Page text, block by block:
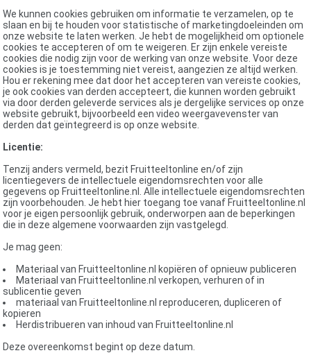
We kunnen cookies gebruiken om informatie te verzamelen, op te
slaan en bij te houden voor statistische of marketingdoeleinden om
onze website te laten werken. Je hebt de mogelijkheid om optionele
cookies te accepteren of om te weigeren. Er zijn enkele vereiste
cookies die nodig zijn voor de werking van onze website. Voor deze
cookies is je toestemming niet vereist, aangezien ze altijd werken.
Hou er rekening mee dat door het accepteren van vereiste cookies,
je ook cookies van derden accepteert, die kunnen worden gebruikt
via door derden geleverde services als je dergelijke services op onze
website gebruikt, bijvoorbeeld een video weergavevenster van
derden dat geïntegreerd is op onze website.
Licentie:
Tenzij anders vermeld, bezit Fruitteeltonline en/of zijn
licentiegevers de intellectuele eigendomsrechten voor alle
gegevens op Fruitteeltonline.nl. Alle intellectuele eigendomsrechten
zijn voorbehouden. Je hebt hier toegang toe vanaf Fruitteeltonline.nl
voor je eigen persoonlijk gebruik, onderworpen aan de beperkingen
die in deze algemene voorwaarden zijn vastgelegd.
Je mag geen:
Materiaal van Fruitteeltonline.nl kopiëren of opnieuw publiceren
Materiaal van Fruitteeltonline.nl verkopen, verhuren of in
sublicentie geven
materiaal van Fruitteeltonline.nl reproduceren, dupliceren of
kopieren
Herdistribueren van inhoud van Fruitteeltonline.nl
Deze overeenkomst begint op deze datum.